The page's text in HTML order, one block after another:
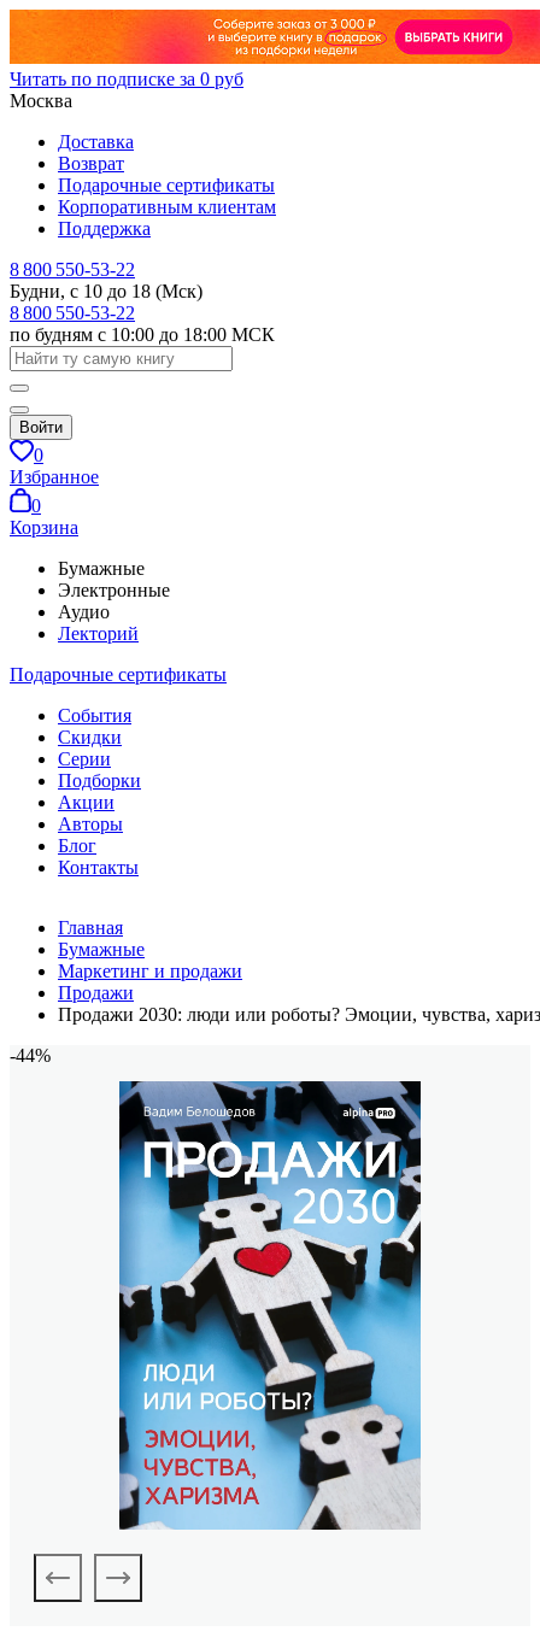
Читать по подписке за 0 руб
Москва
Доставка
Возврат
Подарочные сертификаты
Корпоративным клиентам
Поддержка
8 800 550-53-22
Будни, с 10 до 18 (Мск)
8 800 550-53-22
по будням с 10:00 до 18:00 МСК
Войти
0
Избранное
0
Корзина
Бумажные
Электронные
Аудио
Лекторий
Подарочные сертификаты
События
Скидки
Серии
Подборки
Акции
Авторы
Блог
Контакты
Главная
Бумажные
Маркетинг и продажи
Продажи
Продажи 2030: люди или роботы? Эмоции, чувства,
-44%